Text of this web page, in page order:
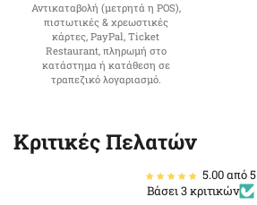
Αντικαταβολή (μετρητά η POS),
πιστωτικές & χρεωστικές
κάρτες, PayPal, Ticket
Restaurant, πληρωμή στο
κατάστημα ή κατάθεση σε
τραπεζικό λογαριασμό.
Κριτικές Πελατών
5.00 από 5
Βάσει 3 κριτικών